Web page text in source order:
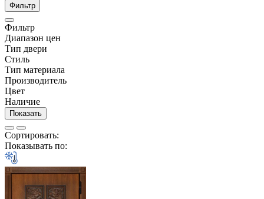
Фильтр
Фильтр
Диапазон цен
Тип двери
Стиль
Тип материала
Производитель
Цвет
Наличие
Показать
Сортировать:
Показывать по: